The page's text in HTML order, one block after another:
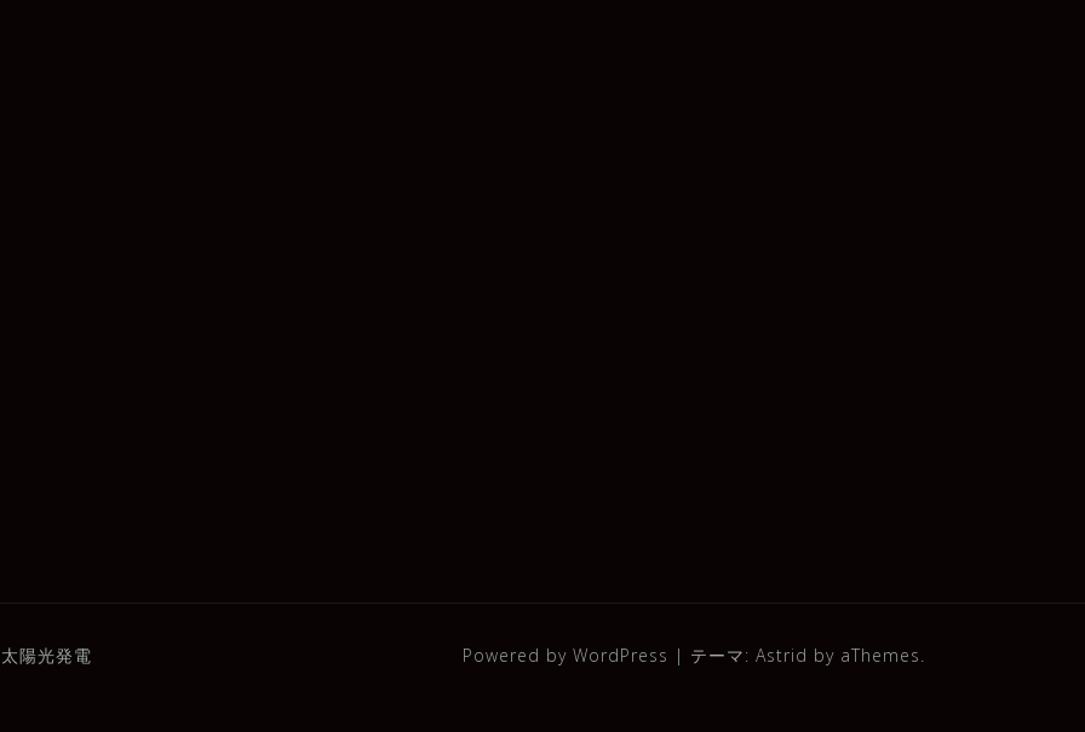
太陽光発電 Powered by WordPress | テーマ: Astrid by aThemes.